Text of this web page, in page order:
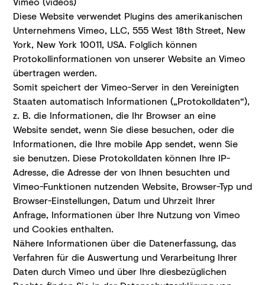
Diese Website verwendet Plugins des amerikanischen
Unternehmens Vimeo, LLC, 555 West 18th Street, New
York, New York 10011, USA. Folglich können
Protokollinformationen von unserer Website an Vimeo
übertragen werden.
Somit speichert der Vimeo-Server in den Vereinigten
Staaten automatisch Informationen („Protokolldaten“),
z. B. die Informationen, die Ihr Browser an eine
Website sendet, wenn Sie diese besuchen, oder die
Informationen, die Ihre mobile App sendet, wenn Sie
sie benutzen. Diese Protokolldaten können Ihre IP-
Adresse, die Adresse der von Ihnen besuchten und
Vimeo-Funktionen nutzenden Website, Browser-Typ und
Browser-Einstellungen, Datum und Uhrzeit Ihrer
Anfrage, Informationen über Ihre Nutzung von Vimeo
und Cookies enthalten.
Nähere Informationen über die Datenerfassung, das
Verfahren für die Auswertung und Verarbeitung Ihrer
Daten durch Vimeo und über Ihre diesbezüglichen